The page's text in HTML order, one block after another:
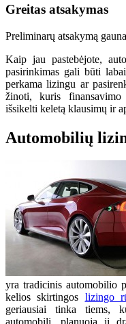
Greitas atsakymas
Preliminarų atsakymą
Kaip jau pastebėjote,
pasirinkimas gali būti
perkama lizingu ar
žinoti, kuris finansavimo
išsikelti keletą klausimų ir
Automobilių
yra tradicinis automobilio
kelios skirtingos lizingo
geriausiai tinka tiems,